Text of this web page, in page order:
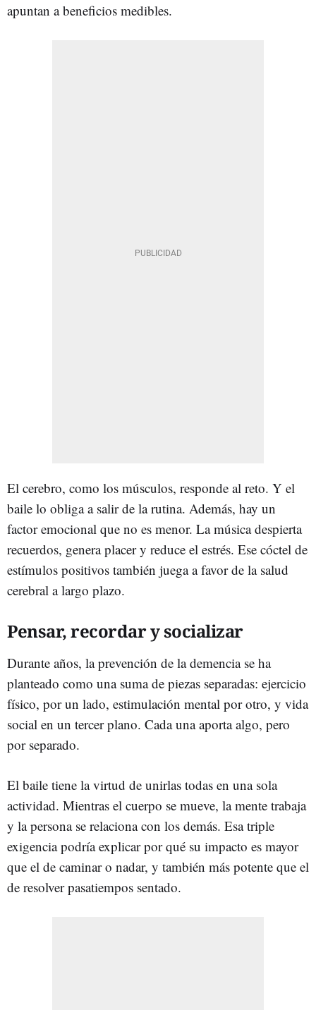
apuntan a beneficios medibles.
El cerebro, como los músculos, responde al reto. Y el
baile lo obliga a salir de la rutina. Además, hay un
factor emocional que no es menor. La música despierta
recuerdos, genera placer y reduce el estrés. Ese cóctel de
estímulos positivos también juega a favor de la salud
cerebral a largo plazo.
Pensar, recordar y socializar
Durante años, la prevención de la demencia se ha
planteado como una suma de piezas separadas: ejercicio
físico, por un lado, estimulación mental por otro, y vida
social en un tercer plano. Cada una aporta algo, pero
por separado.
El baile tiene la virtud de unirlas todas en una sola
actividad. Mientras el cuerpo se mueve, la mente trabaja
y la persona se relaciona con los demás. Esa triple
exigencia podría explicar por qué su impacto es mayor
que el de caminar o nadar, y también más potente que el
de resolver pasatiempos sentado.